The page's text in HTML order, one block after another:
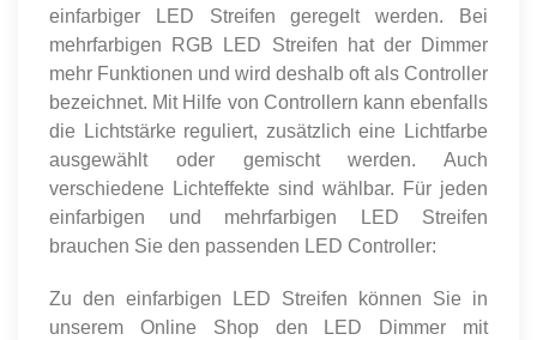
einfarbiger LED Streifen geregelt werden. Bei
mehrfarbigen RGB LED Streifen hat der Dimmer
mehr Funktionen und wird deshalb oft als Controller
bezeichnet. Mit Hilfe von Controllern kann ebenfalls
die Lichtstärke reguliert, zusätzlich eine Lichtfarbe
ausgewählt oder gemischt werden. Auch
verschiedene Lichteffekte sind wählbar. Für jeden
einfarbigen und mehrfarbigen LED Streifen
brauchen Sie den passenden LED Controller:
Zu den einfarbigen LED Streifen können Sie in
unserem Online Shop den LED Dimmer mit